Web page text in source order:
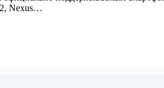
2, Nexus…